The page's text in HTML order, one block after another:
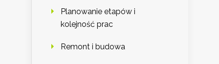
Planowanie etapów i
kolejność prac
Remont i budowa